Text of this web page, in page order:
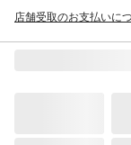
店舗受取のお支払いに